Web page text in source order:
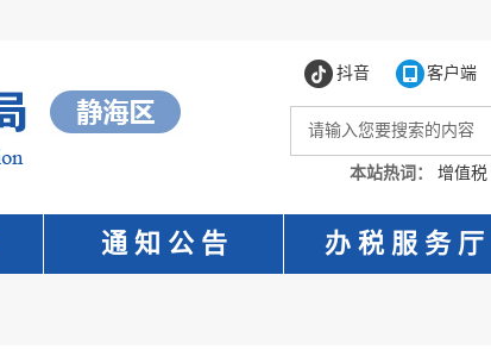
抖音 客户端
本站热词： 增值税
通 知 公 告 办 税 服 务 厅